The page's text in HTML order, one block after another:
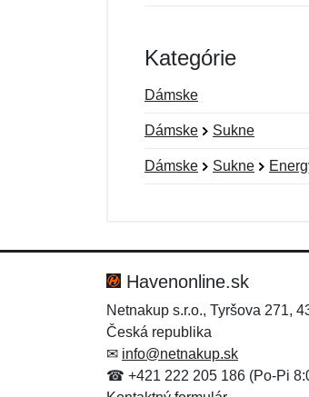
Kategórie
Dámske
Dámske Sukne
Dámske Sukne
Správa*
Správa*
Havenonline.sk
Netnakup s.r.o., Tyršova 271,
Česká republika
✉ info@netnakup.sk
☎ +421 222 205 186 (Po-Pi